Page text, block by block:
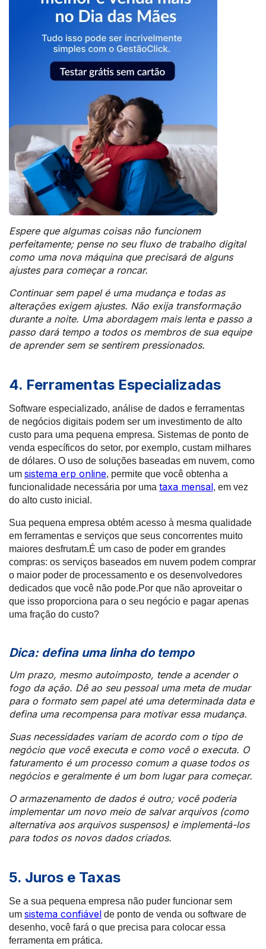
Espere que algumas coisas não funcionem
perfeitamente; pense no seu fluxo de trabalho digital
como uma nova máquina que precisará de alguns
ajustes para começar a roncar.
Continuar sem papel é uma mudança e todas as
alterações exigem ajustes. Não exija transformação
durante a noite. Uma abordagem mais lenta e passo a
passo dará tempo a todos os membros de sua equipe
de aprender sem se sentirem pressionados.
4. Ferramentas Especializadas
Software especializado, análise de dados e ferramentas
de negócios digitais podem ser um investimento de alto
custo para uma pequena empresa. Sistemas de ponto de
venda específicos do setor, por exemplo, custam milhares
de dólares. O uso de soluções baseadas em nuvem, como
um sistema erp online, permite que você obtenha a
funcionalidade necessária por uma taxa mensal, em vez
do alto custo inicial.
Sua pequena empresa obtém acesso à mesma qualidade
em ferramentas e serviços que seus concorrentes muito
maiores desfrutam.É um caso de poder em grandes
compras: os serviços baseados em nuvem podem comprar
o maior poder de processamento e os desenvolvedores
dedicados que você não pode.Por que não aproveitar o
que isso proporciona para o seu negócio e pagar apenas
uma fração do custo?
Dica: defina uma linha do tempo
Um prazo, mesmo autoimposto, tende a acender o
fogo da ação. Dê ao seu pessoal uma meta de mudar
para o formato sem papel até uma determinada data e
defina uma recompensa para motivar essa mudança.
Suas necessidades variam de acordo com o tipo de
negócio que você executa e como você o executa. O
faturamento é um processo comum a quase todos os
negócios e geralmente é um bom lugar para começar.
O armazenamento de dados é outro; você poderia
implementar um novo meio de salvar arquivos (como
alternativa aos arquivos suspensos) e implementá-los
para todos os novos dados criados.
5. Juros e Taxas
Se a sua pequena empresa não puder funcionar sem
um sistema confiável de ponto de venda ou software de
desenho, você fará o que precisa para colocar essa
ferramenta em prática.